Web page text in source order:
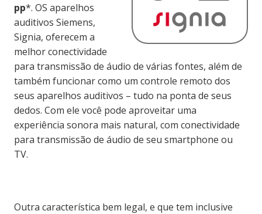
pp*. OS aparelhos
auditivos Siemens,
Signia, oferecem a
melhor conectividade
para transmissão de áudio de várias fontes, além de
também funcionar como um controle remoto dos
seus aparelhos auditivos – tudo na ponta de seus
dedos. Com ele você pode aproveitar uma
experiência sonora mais natural, com conectividade
para transmissão de áudio de seu smartphone ou
TV.
Outra característica bem legal, e que tem inclusive